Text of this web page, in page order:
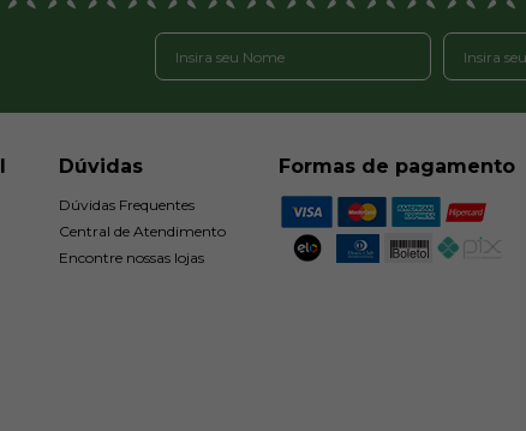
Dúvidas
Dúvidas Frequentes
Central de Atendimento
Encontre nossas lojas
Formas de pagamento